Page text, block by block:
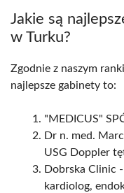
Jakie są
w Turku?
Zgodnie z naszym
najlepsze gabinety to:
"MEDICUS"
Dr n. med.
USG Doppler
Dobrska Clinic
kardiolog,